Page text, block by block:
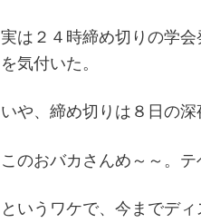
実は２４時締め切りの学
を気付いた。
いや、締め切りは８日の
このおバカさんめ～～。テ
というワケで、今までデ